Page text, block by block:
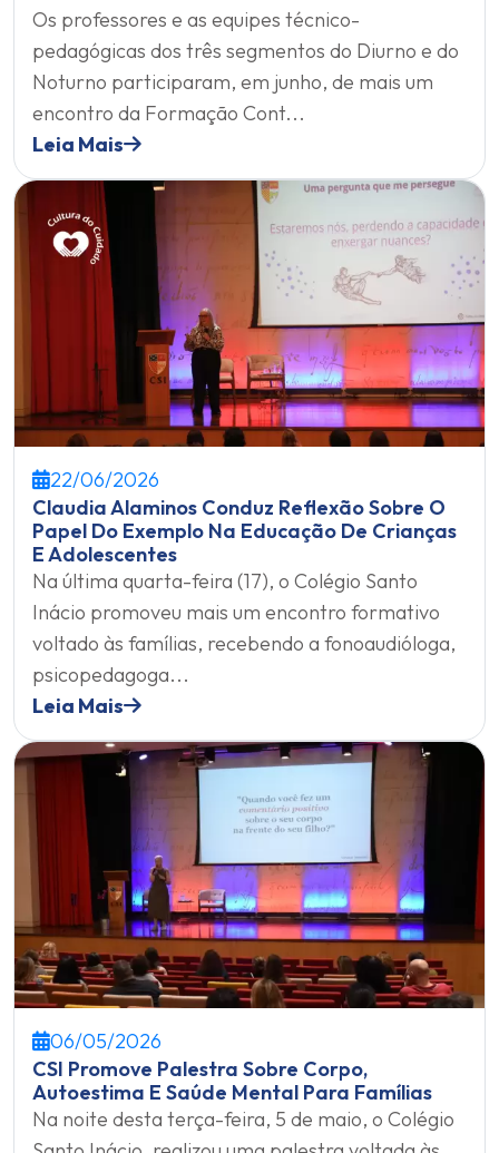
Os professores e as equipes técnico-
pedagógicas dos três segmentos do Diurno e do
Noturno participaram, em junho, de mais um
encontro da Formação Cont...
Leia Mais
22/06/2026
Claudia Alaminos Conduz Reflexão Sobre O
Papel Do Exemplo Na Educação De Crianças
E Adolescentes
Na última quarta-feira (17), o Colégio Santo
Inácio promoveu mais um encontro formativo
voltado às famílias, recebendo a fonoaudióloga,
psicopedagoga...
Leia Mais
06/05/2026
CSI Promove Palestra Sobre Corpo,
Autoestima E Saúde Mental Para Famílias
Na noite desta terça-feira, 5 de maio, o Colégio